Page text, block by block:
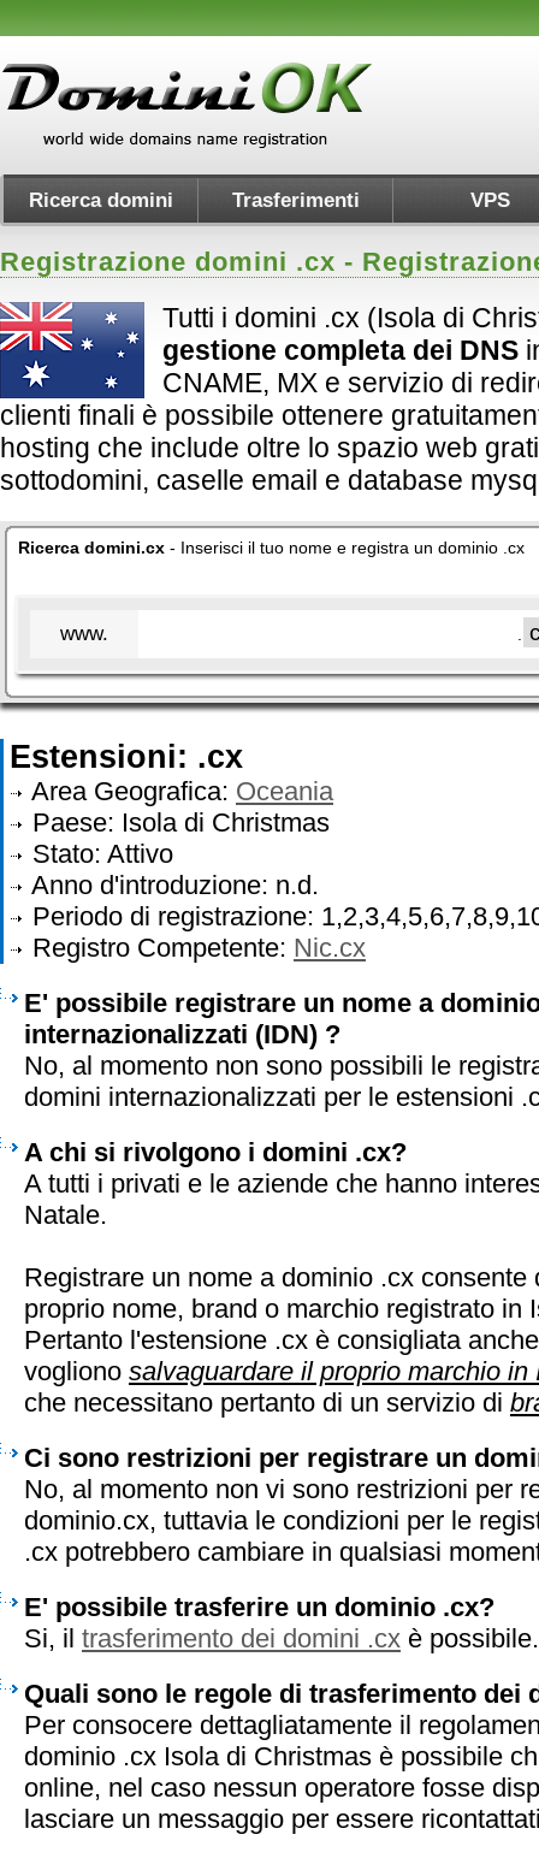
Ricerca domini Trasferimenti VPS
Registrazione domini .cx -
Tutti i domini .cx (Isola di
gestione completa dei DNS
CNAME, MX e servizio di
clienti finali è possibile ottenere
hosting che include oltre lo spazio web
sottodomini, caselle email e database
Ricerca domini.cx - Inserisci il tuo nome e registra un dominio .cx
www.
Estensioni: .cx
Area Geografica: Oceania
Paese: Isola di Christmas
Stato: Attivo
Anno d'introduzione: n.d.
Periodo di registrazione:
Registro Competente: Nic.cx
E' possibile registrare un nome a
internazionalizzati (IDN) ?
No, al momento non sono possibili le
domini internazionalizzati per le estensioni
A chi si rivolgono i domini .cx?
A tutti i privati e le aziende che hanno
Natale.
Registrare un nome a dominio .cx consente
proprio nome, brand o marchio registrato in
Pertanto l'estensione .cx è consigliata
vogliono salvaguardare il proprio marchio
che necessitano pertanto di un servizio di
Ci sono restrizioni per registrare un
No, al momento non vi sono restrizioni per
dominio.cx, tuttavia le condizioni per le
.cx potrebbero cambiare in qualsiasi
E' possibile trasferire un dominio .cx?
Si, il trasferimento dei domini .cx è possibile.
Quali sono le regole di trasferimento dei
Per consocere dettagliatamente il
dominio .cx Isola di Christmas è possibile
online, nel caso nessun operatore fosse
lasciare un messaggio per essere